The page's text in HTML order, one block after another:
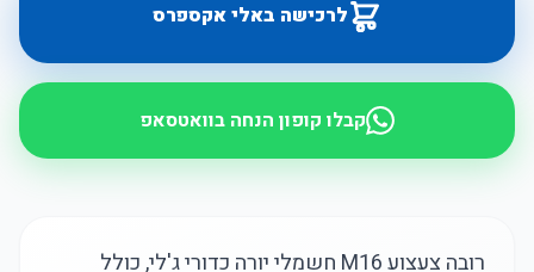
לרכישה באלי אקספרס
קבלו קופון הנחה בוואטסאפ
רובה צעצוע M16 חשמלי יורה כדורי ג'לי, כולל